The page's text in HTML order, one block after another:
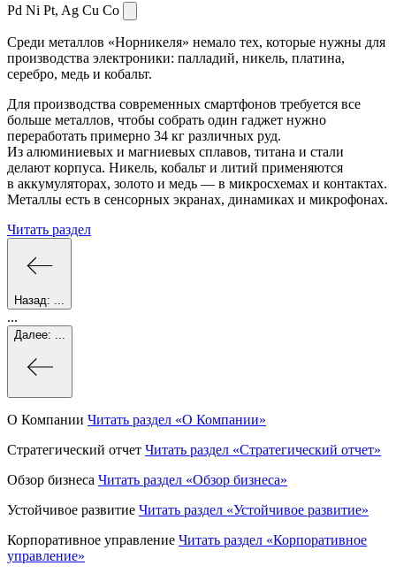
Pd Ni Pt, Ag Cu Co
Среди металлов «Норникеля» немало тех, которые нужны для
производства электроники: палладий, никель, платина,
серебро, медь и кобальт.
Для производства современных смартфонов требуется все
больше металлов, чтобы собрать один гаджет нужно
переработать примерно 34 кг различных руд.
Из алюминиевых и магниевых сплавов, титана и стали
делают корпуса. Никель, кобальт и литий применяются
в аккумуляторах, золото и медь — в микросхемах и контактах.
Металлы есть в сенсорных экранах, динамиках и микрофонах.
Читать раздел
Назад:
...
Далее:
О Компании Читать раздел «О Компании»
Стратегический отчет Читать раздел «Стратегический отчет»
Обзор бизнеса Читать раздел «Обзор бизнеса»
Устойчивое развитие Читать раздел «Устойчивое развитие»
Корпоративное управление Читать раздел «Корпоративное
управление»